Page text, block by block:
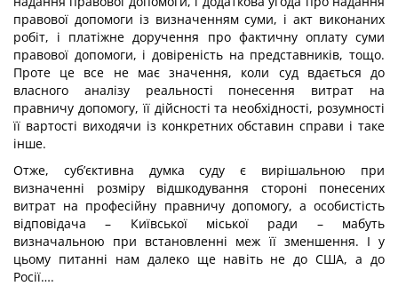
правової допомоги із визначенням суми, і акт виконаних
робіт, і платіжне доручення про фактичну оплату суми
правової допомоги, і довіреність на представників, тощо.
Проте це все не має значення, коли суд вдається до
власного аналізу реальності понесення витрат на
правничу допомогу, її дійсності та необхідності, розумності
її вартості виходячи із конкретних обставин справи і таке
інше.
Отже, суб’єктивна думка суду є вирішальною при
визначенні розміру відшкодування стороні понесених
витрат на професійну правничу допомогу, а особистість
відповідача – Київської міської ради – мабуть
визначальною при встановленні меж її зменшення. І у
цьому питанні нам далеко ще навіть не до США, а до
Росії….